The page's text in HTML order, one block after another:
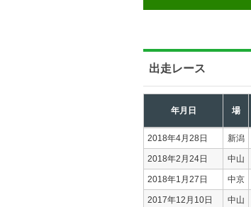
出走レース
年月日 場
2018年4月28日 新潟
2018年2月24日 中山
2018年1月27日 中京
2017年12月10日 中山